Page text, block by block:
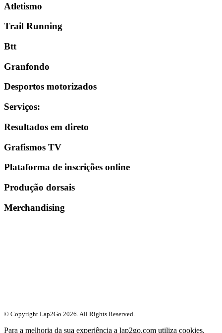
Atletismo
Trail Running
Btt
Granfondo
Desportos motorizados
Serviços:
Resultados em direto
Grafismos TV
Plataforma de inscrições online
Produção dorsais
Merchandising
© Copyright Lap2Go 2026. All Rights Reserved.
Para a melhoria da sua experiência a lap2go.com utiliza cookies.